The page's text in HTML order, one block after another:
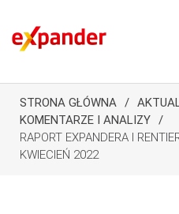
STRONA GŁÓWNA
KOMENTARZE I ANALIZY
RAPORT EXPANDERA I
KWIECIEŃ 2022